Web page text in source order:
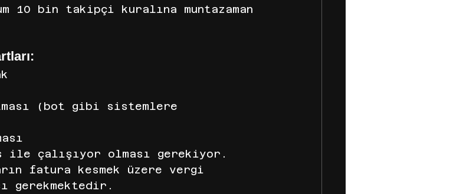
10 bin takipçi kuralına muntazaman
(bot gibi sistemlere
çalışıyor olması gerekiyor.
fatura kesmek üzere vergi
gerekmektedir.